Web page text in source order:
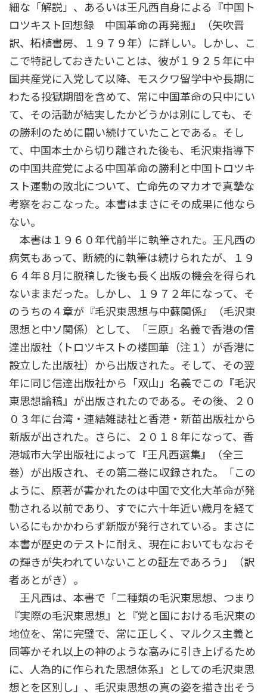
細な「解説」、あるいは王凡西自身による『中国ト
ロツキスト回想録 中国革命の再発掘』（矢吹晋
訳、柘植書房、１９７９年）に詳しい。しかし、こ
こで特記しておきたいことは、彼が１９２５年に中
国共産党に入党して以降、モスクワ留学中や長期に
わたる投獄期間を含めて、常に中国革命の只中にい
て、その活動が結実したかどうかは別にしても、そ
の勝利のために闘い続けていたことである。そし
て、中国本土から切り離された後も、毛沢東指導下
の中国共産党による中国革命の勝利と中国トロツキ
スト運動の敗北について、亡命先のマカオで真摯な
考察をおこなった。本書はまさにその成果に他なら
ない。
本書は１９６０年代前半に執筆された。王凡西の
病気もあって、断続的に執筆は続けられたが、１９
６４年８月に脱稿した後も長く出版の機会を得られ
ないままだった。しかし、１９７２年になって、そ
のうちの４章が『毛沢東思想与中蘇関係』（毛沢東
思想と中ソ関係）として、「三原」名義で香港の信
達出版社（トロツキストの楼国華（注１）が香港に
設立した出版社）から出版された。そして、その翌
年に同じ信達出版社から「双山」名義でこの『毛沢
東思想論稿』が出版されたのである。その後、２０
０３年に台湾・連結雑誌社と香港・新苗出版社から
新版が出された。さらに、２０１８年になって、香
港城市大学出版社によって『王凡西選集』（全三
巻）が出版され、その第二巻に収録された。「この
ように、原著が書かれたのは中国で文化大革命が発
動される以前であり、すでに六十年近い歳月を経て
いるにもかかわらず新版が発行されている。まさに
本書が歴史のテストに耐え、現在においてもなおそ
の輝きが失われていないことの証左であろう」（訳
者あとがき）。
王凡西は、本書で「二種類の毛沢東思想、つまり
『実際の毛沢東思想』と『党と国における毛沢東の
地位を、常に完璧で、常に正しく、マルクス主義と
同等かそれ以上の神のような高みに引き上げるため
に、人為的に作られた思想体系』としての毛沢東思
想とを区別し」、毛沢東思想の真の姿を描き出そう